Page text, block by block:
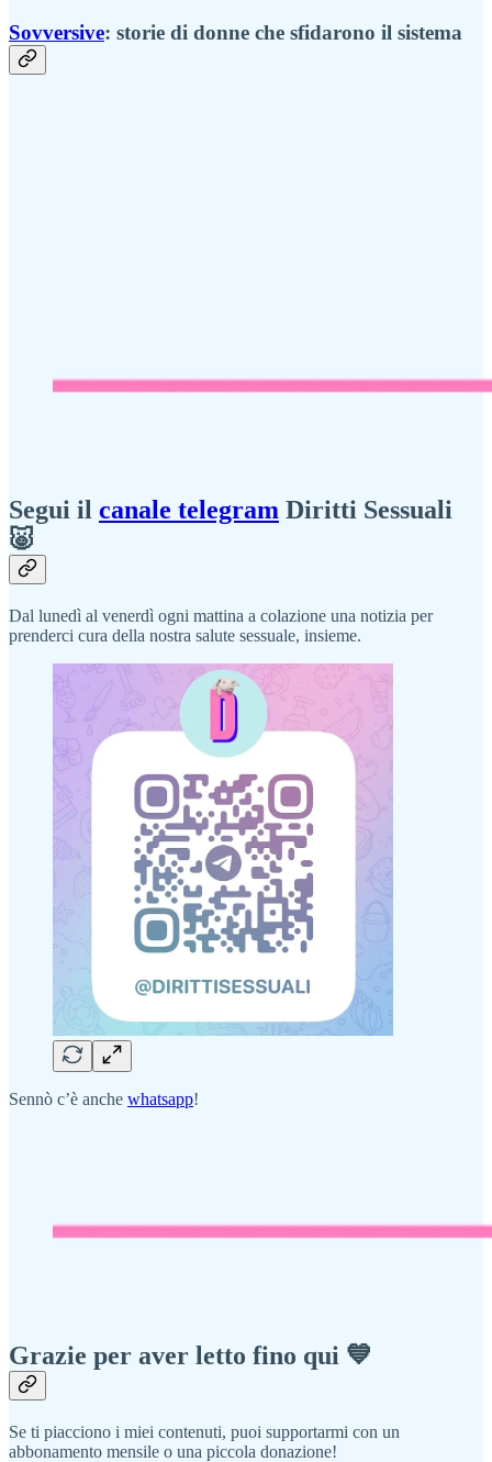
Sovversive: storie di donne che sfidarono il sistema
Segui il canale telegram Diritti Sessuali
🐷
Dal lunedì al venerdì ogni mattina a colazione una notizia per
prenderci cura della nostra salute sessuale, insieme.
Sennò c’è anche whatsapp!
Grazie per aver letto fino qui 💙
Se ti piacciono i miei contenuti, puoi supportarmi con un
abbonamento mensile o una piccola donazione!